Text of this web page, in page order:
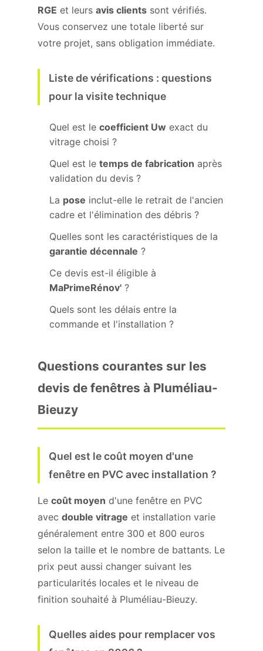
RGE et leurs avis clients sont vérifiés.
Vous conservez une totale liberté sur
votre projet, sans obligation immédiate.
Liste de vérifications : questions
pour la visite technique
Quel est le coefficient Uw exact du
vitrage choisi ?
Quel est le temps de fabrication après
validation du devis ?
La pose inclut-elle le retrait de l'ancien
cadre et l'élimination des débris ?
Quelles sont les caractéristiques de la
garantie décennale ?
Ce devis est-il éligible à
MaPrimeRénov' ?
Quels sont les délais entre la
commande et l'installation ?
Questions courantes sur les
devis de fenêtres à Pluméliau-
Bieuzy
Quel est le coût moyen d'une
fenêtre en PVC avec installation ?
Le coût moyen d'une fenêtre en PVC
avec double vitrage et installation varie
généralement entre 300 et 800 euros
selon la taille et le nombre de battants. Le
prix peut aussi changer suivant les
particularités locales et le niveau de
finition souhaité à Pluméliau-Bieuzy.
Quelles aides pour remplacer vos